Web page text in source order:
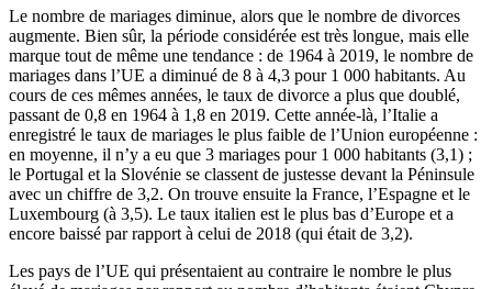
Le nombre de mariages diminue, alors que le nombre de divorces
augmente. Bien sûr, la période considérée est très longue, mais elle
marque tout de même une tendance : de 1964 à 2019, le nombre de
mariages dans l’UE a diminué de 8 à 4,3 pour 1 000 habitants. Au
cours de ces mêmes années, le taux de divorce a plus que doublé,
passant de 0,8 en 1964 à 1,8 en 2019. Cette année-là, l’Italie a
enregistré le taux de mariages le plus faible de l’Union européenne :
en moyenne, il n’y a eu que 3 mariages pour 1 000 habitants (3,1) ;
le Portugal et la Slovénie se classent de justesse devant la Péninsule
avec un chiffre de 3,2. On trouve ensuite la France, l’Espagne et le
Luxembourg (à 3,5). Le taux italien est le plus bas d’Europe et a
encore baissé par rapport à celui de 2018 (qui était de 3,2).
Les pays de l’UE qui présentaient au contraire le nombre le plus